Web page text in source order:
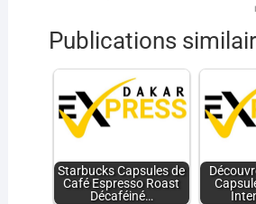
Publications
Starbucks Capsules de
Café Espresso Roast
Décaféiné…